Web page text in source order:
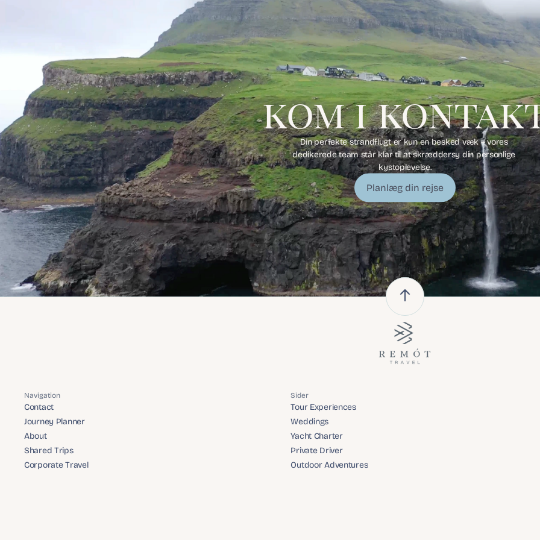
kom i
Din perfekte strandflugt er kun en besked væk – vores
dedikerede team står klar til at skræddersy din personlige
kystoplevelse.
Planlæg din rejse
Navigation
Contact
Contact
Journey Planner
Journey Planner
About
About
Shared Trips
Shared Trips
Corporate Travel
Sider
Tour Experiences
Tour Experiences
Weddings
Weddings
Yacht Charter
Yacht Charter
Private Driver
Private Driver
Outdoor Adventures